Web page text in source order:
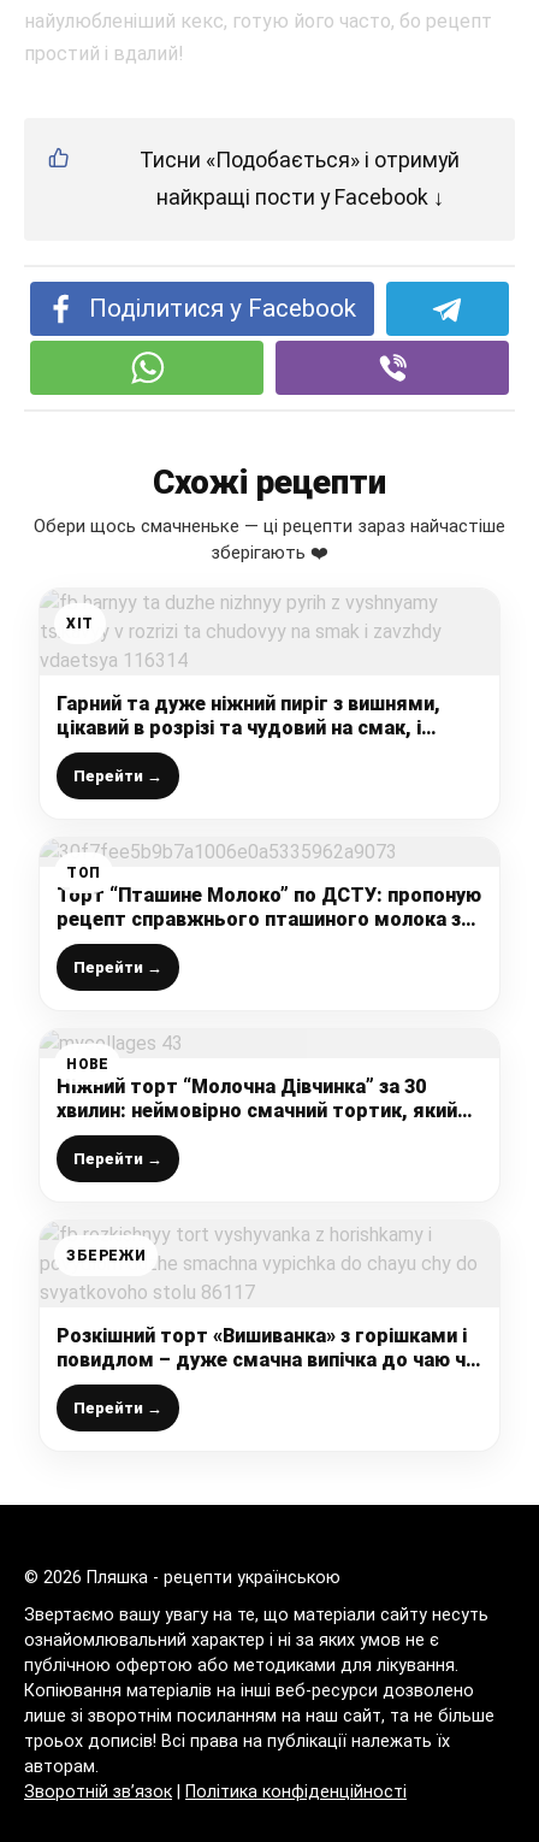
Тисни «Подобається» і отримуй
найкращі пости у Facebook ↓
Поділитися у Facebook
Схожі рецепти
Обери щось смачненьке — ці рецепти зараз найчастіше
зберігають ❤️
ХІТ
Гарний та дуже ніжний пиріг з вишнями,
цікавий в розрізі та чудовий на смак, і
завжди вдається
Перейти →
ТОП
Торт “Пташине Молоко” по ДСТУ: пропоную
рецепт справжнього пташиного молока з
покроковим фото
Перейти →
НОВЕ
Ніжний торт “Молочна Дівчинка” за 30
хвилин: неймовірно смачний тортик, який
ми обожнюємо
Перейти →
ЗБЕРЕЖИ
Розкішний торт «Вишиванка» з горішками і
повидлом – дуже смачна випічка до чаю чи
до святкового столу
Перейти →
© 2026 Пляшка - рецепти українською
Звертаємо вашу увагу на те, що матеріали сайту несуть
ознайомлювальний характер і ні за яких умов не є
публічною офертою або методиками для лікування.
Копіювання матеріалів на інші веб-ресурси дозволено
лише зі зворотнім посиланням на наш сайт, та не більше
троьох дописів! Всі права на публікації належать їх
авторам.
Зворотній зв’язок
Політика конфіденційності